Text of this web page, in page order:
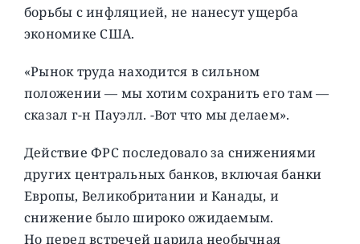
борьбы с инфляцией, не нанесут ущерба
экономике США.
«Рынок труда находится в сильном
положении — мы хотим сохранить его там —
сказал г-н Пауэлл. -Вот что мы делаем».
Действие ФРС последовало за снижениями
других центральных банков, включая банки
Европы, Великобритании и Канады, и
снижение было широко ожидаемым.
Но перед встречей царила необычная